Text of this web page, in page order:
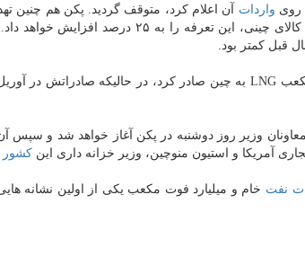
واردات آن اعلام كرد، متوقف گردید. پكن هم چنین
قبل كمتر بود.
وزیر روز دوشنبه در پكن آغاز خواهد شد و سپس
كشور
نفت خام و میلیارد فوت مكعب یكی از اولین نشانه